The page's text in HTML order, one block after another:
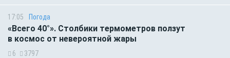
17:05 Погода
«Всего 40°». Столбики термометров ползут
в космос от невероятной жары
6 3797